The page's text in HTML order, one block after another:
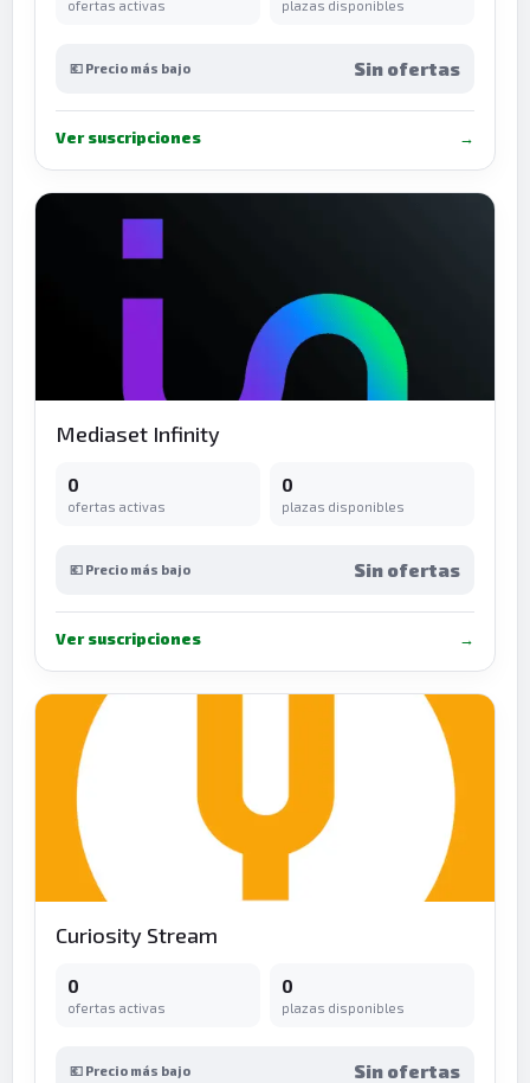
ofertas activas plazas disponibles
💶 Precio más bajo Sin ofertas
Ver suscripciones →
Mediaset Infinity
0
ofertas activas
0
plazas disponibles
💶 Precio más bajo Sin ofertas
Ver suscripciones →
Curiosity Stream
0
ofertas activas
0
plazas disponibles
💶 Precio más bajo Sin ofertas